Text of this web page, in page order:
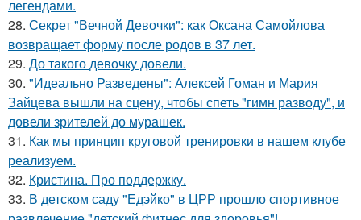
легендами.
28. Секрет "Вечной Девочки": как Оксана Самойлова
возвращает форму после родов в 37 лет.
29. До такого девочку довели.
30. "Идеально Разведены": Алексей Гоман и Мария
Зайцева вышли на сцену, чтобы спеть "гимн разводу", и
довели зрителей до мурашек.
31. Как мы принцип круговой тренировки в нашем клубе
реализуем.
32. Кристина. Про поддержку.
33. В детском саду "Едэйко" в ЦРР прошло спортивное